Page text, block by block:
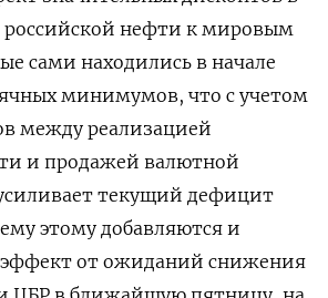
российской нефти к мировым
сами находились в начале
минимумов, что с учетом
между реализацией
и продажей валютной
текущий дефицит
этому добавляются и
от ожиданий снижения